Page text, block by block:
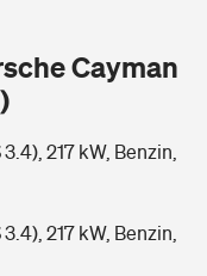
Cayman
217 kW, Benzin,
217 kW, Benzin,